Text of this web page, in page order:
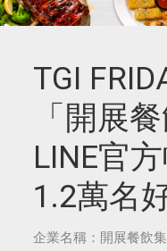
TGI
「開展
LINE官
1.2萬名
企業名稱：開展餐飲